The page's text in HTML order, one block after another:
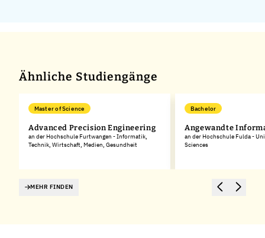
Ähnliche Studiengänge
Master of Science
Advanced Precision Engineering
an der Hochschule Furtwangen - Informatik,
Technik, Wirtschaft, Medien, Gesundheit
Bachelor
Angewandte
an der Hochschule Fulda -
Sciences
MEHR FINDEN